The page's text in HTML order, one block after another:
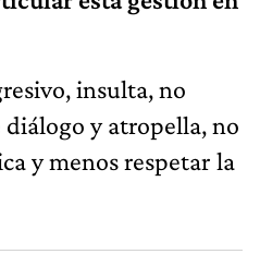
insulta, no
y atropella, no
y menos respetar la